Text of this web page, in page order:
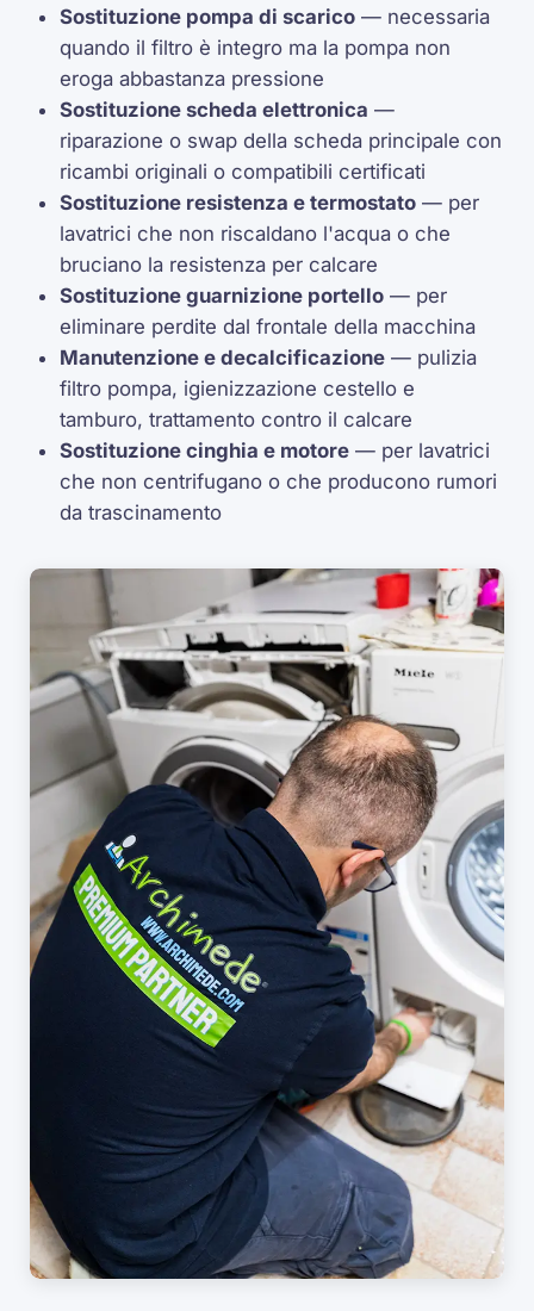
Sostituzione pompa di scarico — necessaria
quando il filtro è integro ma la pompa non
eroga abbastanza pressione
Sostituzione scheda elettronica —
riparazione o swap della scheda principale con
ricambi originali o compatibili certificati
Sostituzione resistenza e termostato — per
lavatrici che non riscaldano l'acqua o che
bruciano la resistenza per calcare
Sostituzione guarnizione portello — per
eliminare perdite dal frontale della macchina
Manutenzione e decalcificazione — pulizia
filtro pompa, igienizzazione cestello e
tamburo, trattamento contro il calcare
Sostituzione cinghia e motore — per lavatrici
che non centrifugano o che producono rumori
da trascinamento